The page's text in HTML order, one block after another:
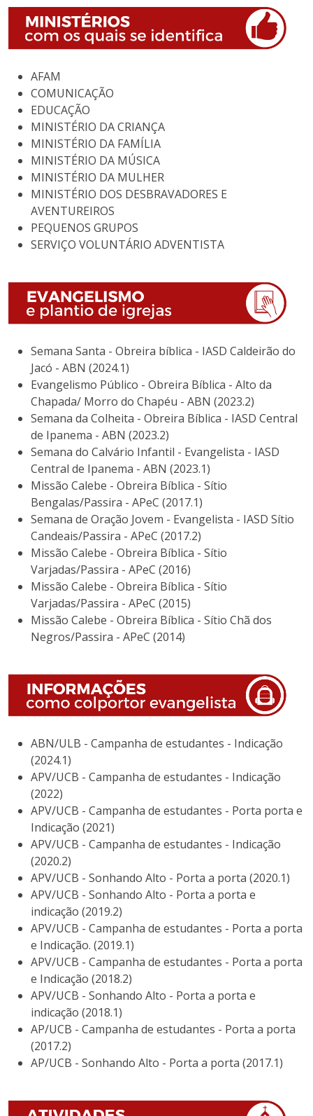
AFAM
COMUNICAÇÃO
EDUCAÇÃO
MINISTÉRIO DA CRIANÇA
MINISTÉRIO DA FAMÍLIA
MINISTÉRIO DA MÚSICA
MINISTÉRIO DA MULHER
MINISTÉRIO DOS DESBRAVADORES E
AVENTUREIROS
PEQUENOS GRUPOS
SERVIÇO VOLUNTÁRIO ADVENTISTA
Semana Santa - Obreira bíblica - IASD Caldeirão do
Jacó - ABN (2024.1)
Evangelismo Público - Obreira Bíblica - Alto da
Chapada/ Morro do Chapéu - ABN (2023.2)
Semana da Colheita - Obreira Bíblica - IASD Central
de Ipanema - ABN (2023.2)
Semana do Calvário Infantil - Evangelista - IASD
Central de Ipanema - ABN (2023.1)
Missão Calebe - Obreira Bíblica - Sítio
Bengalas/Passira - APeC (2017.1)
Semana de Oração Jovem - Evangelista - IASD Sítio
Candeais/Passira - APeC (2017.2)
Missão Calebe - Obreira Bíblica - Sítio
Varjadas/Passira - APeC (2016)
Missão Calebe - Obreira Bíblica - Sítio
Varjadas/Passira - APeC (2015)
Missão Calebe - Obreira Bíblica - Sítio Chã dos
Negros/Passira - APeC (2014)
ABN/ULB - Campanha de estudantes - Indicação
(2024.1)
APV/UCB - Campanha de estudantes - Indicação
(2022)
APV/UCB - Campanha de estudantes - Porta porta e
Indicação (2021)
APV/UCB - Campanha de estudantes - Indicação
(2020.2)
APV/UCB - Sonhando Alto - Porta a porta (2020.1)
APV/UCB - Sonhando Alto - Porta a porta e
indicação (2019.2)
APV/UCB - Campanha de estudantes - Porta a porta
e Indicação. (2019.1)
APV/UCB - Campanha de estudantes - Porta a porta
e Indicação (2018.2)
APV/UCB - Sonhando Alto - Porta a porta e
indicação (2018.1)
AP/UCB - Campanha de estudantes - Porta a porta
(2017.2)
AP/UCB - Sonhando Alto - Porta a porta (2017.1)